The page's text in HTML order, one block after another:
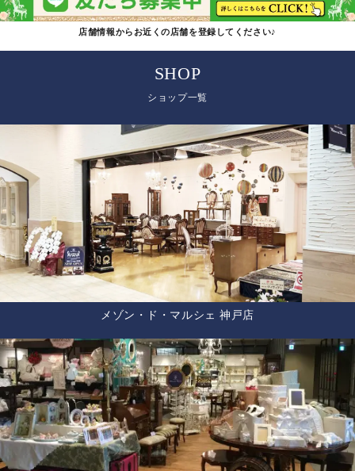
店舗情報からお近くの店舗を登録してください♪
SHOP
ショップ一覧
メゾン・ド・マルシェ 神戸店